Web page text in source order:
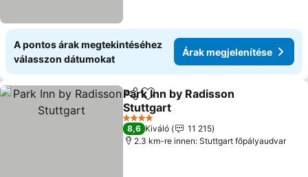
A pontos árak megtekintéséhez
válasszon dátumokat
Árak megjelenítése
Megosztás
Hozzáadás a kedvencekhez
Park Inn by Radisson
Stuttgart
Árak megjelenítése
4 Kategória
8,6 Kiváló
11 215
2.3 km-re innen: Stuttgart főpályaudvar